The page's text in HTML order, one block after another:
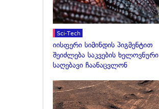
Sci-Tech
იისფერი სიმინდის პიგმენტით
შეიძლება საკვების ხელოვნური
საღებავი ჩაანაცვლონ